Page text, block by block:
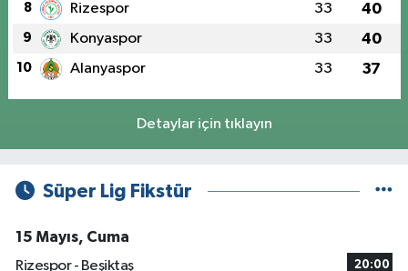
8 Rizespor 33 40
9 Konyaspor 33 40
10 Alanyaspor 33 37
Detaylar için tıklayın
Süper Lig Fikstür
15 Mayıs, Cuma
Rizespor - Beşiktaş
20:00